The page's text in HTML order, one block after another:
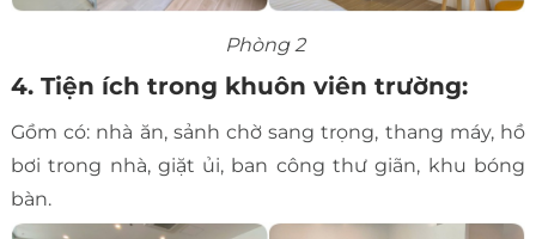
Phòng 2
4. Tiện ích trong khuôn viên trường:
Gồm có: nhà ăn, sảnh chờ sang trọng, thang máy, hồ
bơi trong nhà, giặt ủi, ban công thư giãn, khu bóng
bàn.